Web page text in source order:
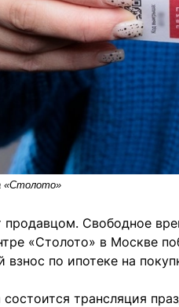
«Столото»
продавцом. Свободное
«Столото» в Москве
взнос по ипотеке на
трансляция